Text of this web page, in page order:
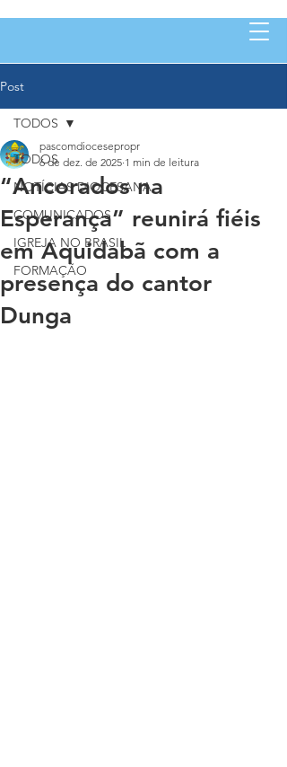
Post
TODOS
NOTÍCIAS DIOCESANA
COMUNICADOS
IGREJA NO BRASIL
FORMAÇÃO
TODOS
“Ancorados na
Esperança” reunirá fiéis
em Aquidabã com a
presença do cantor
Dunga
pascomdiocesepropr
6 de dez. de 2025 1 min de leitura